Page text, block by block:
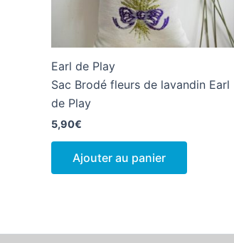
Earl de Play
Sac Brodé fleurs de lavandin Earl
de Play
5,90€
Ajouter au panier